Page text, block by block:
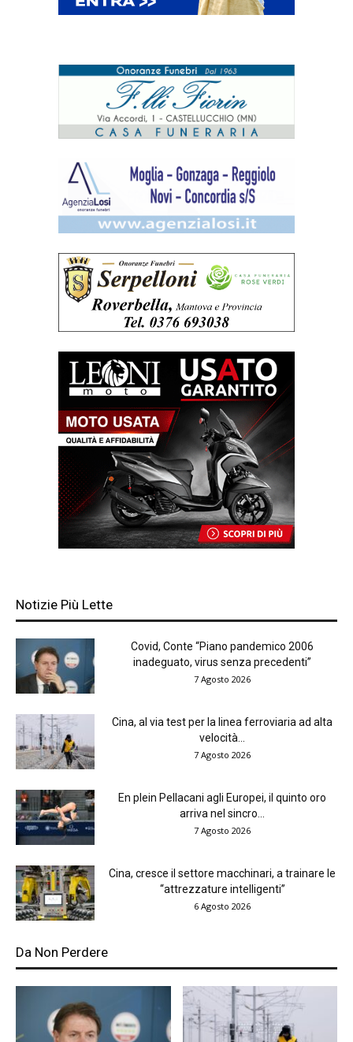
Notizie Più Lette
Covid, Conte “Piano pandemico 2006
inadeguato, virus senza precedenti”
7 Agosto 2026
Cina, al via test per la linea ferroviaria ad alta
velocità...
7 Agosto 2026
En plein Pellacani agli Europei, il quinto oro
arriva nel sincro...
7 Agosto 2026
Cina, cresce il settore macchinari, a trainare le
“attrezzature intelligenti”
6 Agosto 2026
Da Non Perdere